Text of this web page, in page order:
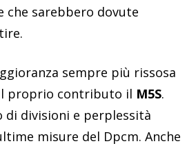
che sarebbero dovute
sempre più rissosa
proprio contributo il M5S.
di divisioni e perplessità
misure del Dpcm. Anche